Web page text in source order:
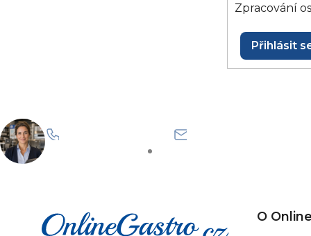
Zpracování
Přihlásit
O